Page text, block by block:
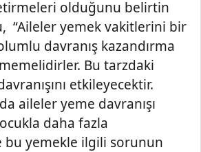
olduğunu belirtin
“Aileler yemek vakitlerini bir
davranış kazandırma
Bu tarzdaki
etkileyecektir.
aileler yeme davranışı
daha fazla
bu yemekle ilgili sorunun